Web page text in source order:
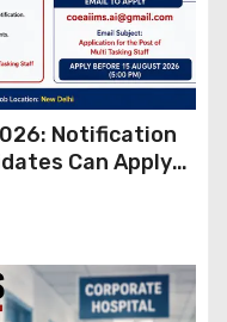
Notification
Can Apply